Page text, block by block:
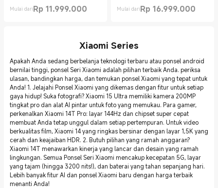
Mulai dariRp 11.999.000
Current Price Rp 11999000.00 Mulai dariRp 16.999.000
Current Price Rp 16999000.00
Xiaomi Series
Apakah Anda sedang berbelanja teknologi terbaru atau ponsel android
bernilai tinggi, ponsel Seri Xiaomi adalah pilihan terbaik Anda. periksa
ulasan, bandingkan harga, dan temukan ponsel Xiaomi yang tepat untuk
Anda! 1. Jelajahi Ponsel Xiaomi yang dikemas dengan fitur untuk setiap
gaya hidup! Suka fotografi? Xiaomi 15 Ultra memiliki kamera 200MP
tingkat pro dan alat AI pintar untuk foto yang memukau. Para gamer,
perkenalkan Xiaomi 14T Pro: layar 144Hz dan chipset super cepat
membuat Anda tetap unggul dalam setiap pertempuran. Untuk video
berkualitas film, Xiaomi 14 yang ringkas bersinar dengan layar 1,5K yang
cerah dan keajaiban HDR. 2. Butuh pilihan yang ramah anggaran?
Xiaomi 14T menawarkan kinerja yang lancar dan desain yang ramah
lingkungan. Semua Ponsel Seri Xiaomi mencakup kecepatan 5G, layar
yang tajam (hingga 3200 nits!), dan baterai yang tahan sepanjang hari.
Lebih banyak fitur AI dan ponsel Xiaomi baru dengan harga terbaik
menanti Anda!